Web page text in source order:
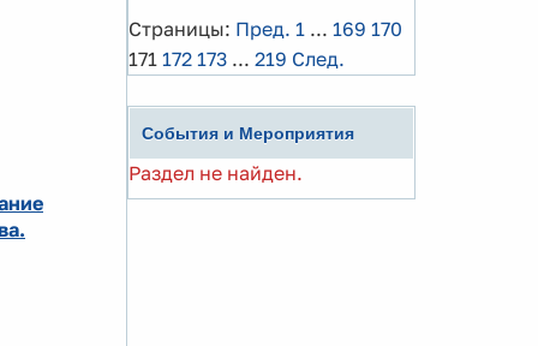
Страницы: Пред. 1 ... 169 170
171 172 173 ... 219 След.
События и Мероприятия
Раздел не найден.